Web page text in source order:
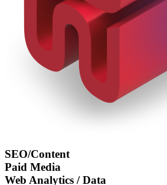
SEO/Content
Paid Media
Web Analytics / Data